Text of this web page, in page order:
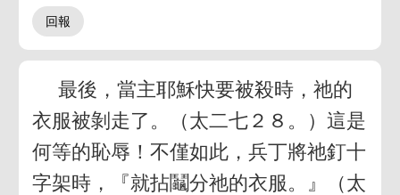
最後，當主耶穌快要被殺時，祂的
衣服被剝走了。（太二七２８。）這是
何等的恥辱！不僅如此，兵丁將祂釘十
字架時，『就拈鬮分祂的衣服。』（太